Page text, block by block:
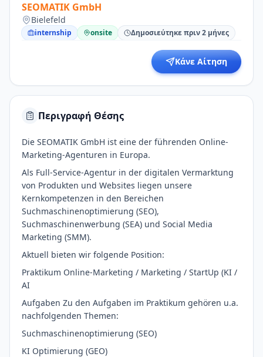
SEOMATIK GmbH
Bielefeld
internship onsite Δημοσιεύτηκε πριν 2 μήνες
Κάνε Αίτηση
Περιγραφή Θέσης
Die SEOMATIK GmbH ist eine der führenden Online-
Marketing-Agenturen in Europa.
Als Full-Service-Agentur in der digitalen Vermarktung
von Produkten und Websites liegen unsere
Kernkompetenzen in den Bereichen
Suchmaschinenoptimierung (SEO),
Suchmaschinenwerbung (SEA) und Social Media
Marketing (SMM).
Aktuell bieten wir folgende Position:
Praktikum Online-Marketing / Marketing / StartUp (KI /
AI
Aufgaben Zu den Aufgaben im Praktikum gehören u.a.
nachfolgenden Themen:
Suchmaschinenoptimierung (SEO)
KI Optimierung (GEO)